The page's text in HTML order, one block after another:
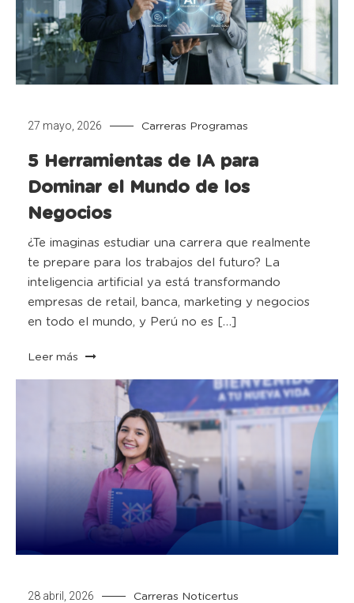
27 mayo, 2026 Carreras Programas
5 Herramientas de IA para
Dominar el Mundo de los
Negocios
¿Te imaginas estudiar una carrera que realmente
te prepare para los trabajos del futuro? La
inteligencia artificial ya está transformando
empresas de retail, banca, marketing y negocios
en todo el mundo, y Perú no es […]
Leer más
28 abril, 2026 Carreras Noticertus